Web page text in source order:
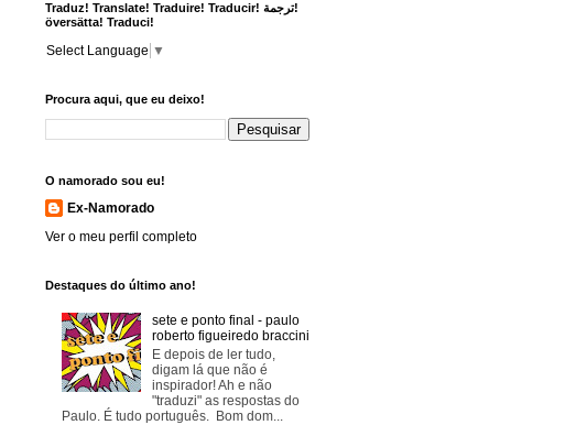
Traduz! Translate! Traduire! Traducir! ترجمة!
översätta! Traduci!
Select Language ▼
Procura aqui, que eu deixo!
O namorado sou eu!
Ex-Namorado
Ver o meu perfil completo
Destaques do último ano!
sete e ponto final - paulo
roberto figueiredo braccini
E depois de ler tudo,
digam lá que não é
inspirador! Ah e não
"traduzi" as respostas do
Paulo. É tudo português. Bom dom...